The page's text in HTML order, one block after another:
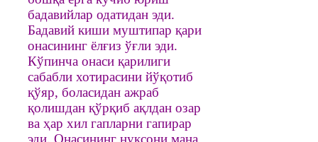
бадавийлар одатидан эди.
Бадавий киши муштипар қари
онасининг ёлғиз ўғли эди.
Кўпинча онаси қарилиги
сабабли хотирасини йўқотиб
қўяр, боласидан ажраб
қолишдан қўрқиб ақлдан озар
ва ҳар хил гапларни гапирар
эди. Онасининг нуқсони мана